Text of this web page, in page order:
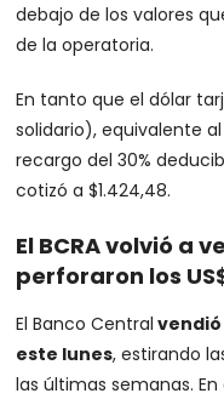
debajo de los valores
de la operatoria.
En tanto que el dólar
solidario), equivalente
recargo del 30%
cotizó a $1.424,48.
El BCRA volvió a
perforaron los
El Banco Central vendió
este lunes, estirando
las últimas semanas.